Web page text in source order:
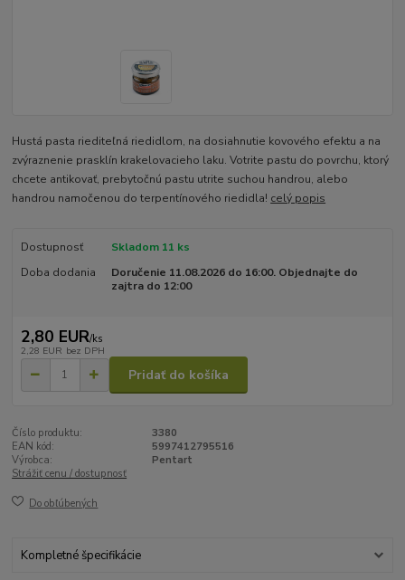
Hustá pasta riediteľná riedidlom, na dosiahnutie kovového efektu a na
zvýraznenie prasklín krakelovacieho laku. Votrite pastu do povrchu, ktorý
chcete antikovať, prebytočnú pastu utrite suchou handrou, alebo
handrou namočenou do terpentínového riedidla! celý popis
Dostupnosť
Skladom 11 ks
Doba dodania
Doručenie 11.08.2026 do 16:00. Objednajte do
zajtra do 12:00
2,80 EUR/ks
2,28 EUR bez DPH
Pridať do košíka
Číslo produktu:
3380
EAN kód:
5997412795516
Výrobca:
Pentart
Strážiť cenu / dostupnosť
Do obľúbených
Kompletné špecifikácie